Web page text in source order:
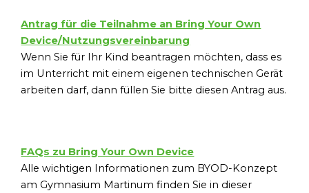
Antrag für die Teilnahme an Bring Your Own
Device/Nutzungsvereinbarung
Wenn Sie für Ihr Kind beantragen möchten, dass es
im Unterricht mit einem eigenen technischen Gerät
arbeiten darf, dann füllen Sie bitte diesen Antrag aus.
FAQs zu Bring Your Own Device
Alle wichtigen Informationen zum BYOD-Konzept
am Gymnasium Martinum finden Sie in dieser